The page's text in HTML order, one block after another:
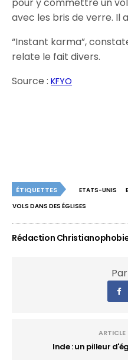
avec les bris de verre. Il
“Instant karma”,
relate le fait divers.
Source :KFYO
ÉTIQUETTES ETATS-UNIS
VOLS DANS DES ÉGLISES
Rédaction
ARTICLE
Inde : un pilleur